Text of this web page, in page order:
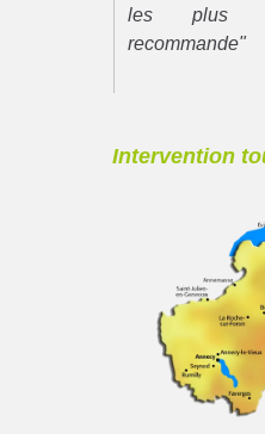
les plus
recommande"
Intervention